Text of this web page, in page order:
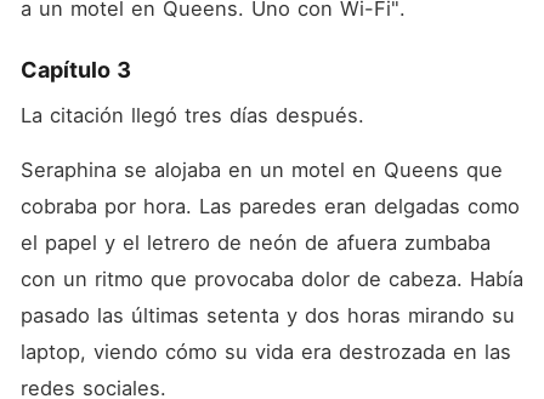
a un motel en Queens. Uno con Wi-Fi".
Capítulo 3
La citación llegó tres días después.
Seraphina se alojaba en un motel en Queens que
cobraba por hora. Las paredes eran delgadas como
el papel y el letrero de neón de afuera zumbaba
con un ritmo que provocaba dolor de cabeza. Había
pasado las últimas setenta y dos horas mirando su
laptop, viendo cómo su vida era destrozada en las
redes sociales.